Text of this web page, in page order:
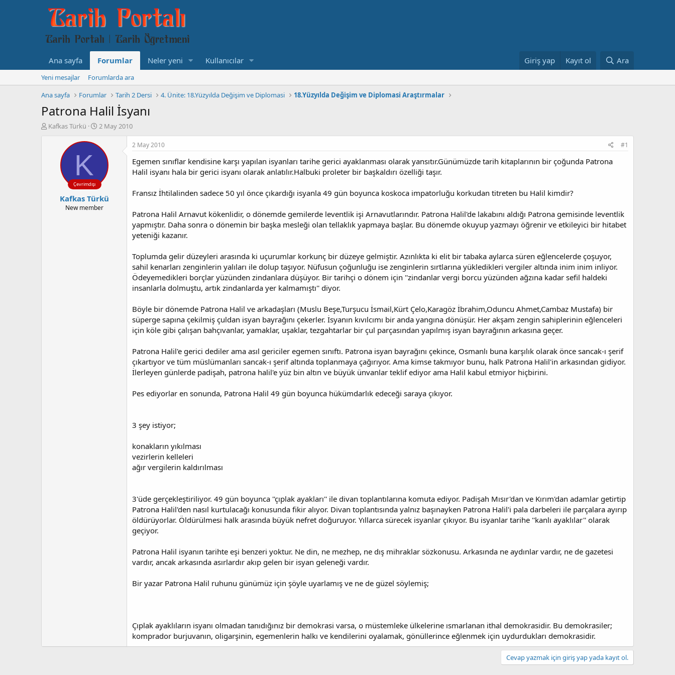
Ana sayfa Forumlar Neler yeni Kullanıcılar Giriş yap Kayıt ol Ara
Yeni mesajlar
Forumlarda ara
Ana sayfa
Forumlar Tarih 2 Dersi 4. Ünite: 18.Yüzyılda Değişim ve Diplomasi 18.Yüzyılda Değişim ve Diplomasi Araştırmalar
Patrona Halil İsyanı
K
Kafkas Türkü
B
ş
g
ı
ç
t
2 May 2010
K
Çevrimdışı
Kafkas Türkü
New member
2 May 2010 #1
Egemen sınıflar kendisine karşı yapılan isyanları tarihe gerici ayaklanması olarak yansıtır.Günümüzde tarih kitaplarının bir çoğunda Patrona
Halil isyanı hala bir gerici isyanı olarak anlatılır.Halbuki proleter bir başkaldırı özelliği taşır.
Fransız İhtilalinden sadece 50 yıl önce çıkardığı isyanla 49 gün boyunca koskoca impatorluğu korkudan titreten bu Halil kimdir?
Patrona Halil Arnavut kökenlidir, o dönemde gemilerde leventlik işi Arnavutlarındır. Patrona Halil'de lakabını aldığı Patrona gemisinde leventlik
yapmıştır. Daha sonra o dönemin bir başka mesleği olan tellaklık yapmaya başlar. Bu dönemde okuyup yazmayı öğrenir ve etkileyici bir hitabet
yeteniği kazanır.
Toplumda gelir düzeyleri arasında ki uçurumlar korkunç bir düzeye gelmiştir. Azınlıkta ki elit bir tabaka aylarca süren eğlencelerde çoşuyor,
sahil kenarları zenginlerin yalıları ile dolup taşıyor. Nüfusun çoğunluğu ise zenginlerin sırtlarına yükledikleri vergiler altında inim inim inliyor.
Ödeyemedikleri borçlar yüzünden zindanlara düşüyor. Bir tarihçi o dönem için ''zindanlar vergi borcu yüzünden ağzına kadar sefil haldeki
insanlarla dolmuştu, artık zindanlarda yer kalmamıştı'' diyor.
Böyle bir dönemde Patrona Halil ve arkadaşları (Muslu Beşe,Turşucu İsmail,Kürt Çelo,Karagöz İbrahim,Oduncu Ahmet,Cambaz Mustafa) bir
süperge sapına çekilmiş çuldan isyan bayrağını çekerler. İsyanın kıvılcımı bir anda yangına dönüşür. Her akşam zengin sahiplerinin eğlenceleri
için köle gibi çalışan bahçıvanlar, yamaklar, uşaklar, tezgahtarlar bir çul parçasından yapılmış isyan bayrağının arkasına geçer.
Patrona Halil'e gerici dediler ama asıl gericiler egemen sınıftı. Patrona isyan bayrağını çekince, Osmanlı buna karşılık olarak önce sancak-ı şerif
çıkartıyor ve tüm müslümanları sancak-ı şerif altında toplanmaya çağırıyor. Ama kimse takmıyor bunu, halk Patrona Halil'in arkasından gidiyor.
İlerleyen günlerde padişah, patrona halil'e yüz bin altın ve büyük ünvanlar teklif ediyor ama Halil kabul etmiyor hiçbirini.
Pes ediyorlar en sonunda, Patrona Halil 49 gün boyunca hükümdarlık edeceği saraya çıkıyor.
3 şey istiyor;
konakların yıkılması
vezirlerin kelleleri
ağır vergilerin kaldırılması
3'üde gerçekleştiriliyor. 49 gün boyunca ''çıplak ayakları'' ile divan toplantılarına komuta ediyor. Padişah Mısır'dan ve Kırım'dan adamlar getirtip
Patrona Halil'den nasıl kurtulacağı konusunda fikir alıyor. Divan toplantısında yalnız başınayken Patrona Halil'i pala darbeleri ile parçalara ayırıp
öldürüyorlar. Öldürülmesi halk arasında büyük nefret doğuruyor. Yıllarca sürecek isyanlar çıkıyor. Bu isyanlar tarihe ''kanlı ayaklılar'' olarak
geçiyor.
Patrona Halil isyanın tarihte eşi benzeri yoktur. Ne din, ne mezhep, ne dış mihraklar sözkonusu. Arkasında ne aydınlar vardır, ne de gazetesi
vardır, ancak arkasında asırlardır akıp gelen bir isyan geleneği vardır.
Bir yazar Patrona Halil ruhunu günümüz için şöyle uyarlamış ve ne de güzel söylemiş;
Çıplak ayaklıların isyanı olmadan tanıdığınız bir demokrasi varsa, o müstemleke ülkelerine ısmarlanan ithal demokrasidir. Bu demokrasiler;
komprador burjuvanın, oligarşinin, egemenlerin halkı ve kendilerini oyalamak, gönüllerince eğlenmek için uydurdukları demokrasidir.
Cevap yazmak için giriş yap yada kayıt ol.